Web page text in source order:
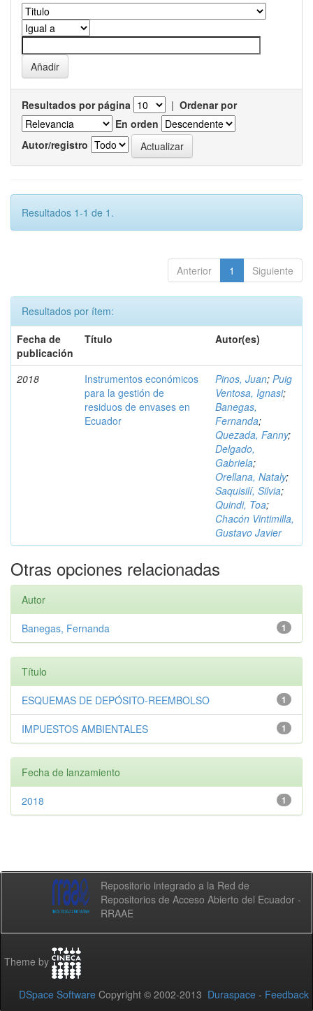
Resultados por página | Ordenar por
En orden
Autor/registro
Resultados 1-1 de 1.
Anterior 1 Siguiente
Resultados por ítem:
Fecha de
publicación
Título Autor(es)
2018
Instrumentos económicos
para la gestión de
residuos de envases en
Ecuador
Pinos, Juan; Puig
Ventosa, Ignasi;
Banegas,
Fernanda;
Quezada, Fanny;
Delgado,
Gabriela;
Orellana, Nataly;
Saquisilí, Silvia;
Quindi, Toa;
Chacón Vintimilla,
Gustavo Javier
Otras opciones relacionadas
Autor
1
Banegas, Fernanda
Título
1
ESQUEMAS DE DEPÓSITO-REEMBOLSO
1
IMPUESTOS AMBIENTALES
Fecha de lanzamiento
1
2018
Repositorio integrado a la Red de
Repositorios de Acceso Abierto del Ecuador -
RRAAE
Theme by
DSpace Software Copyright © 2002-2013 Duraspace - Feedback